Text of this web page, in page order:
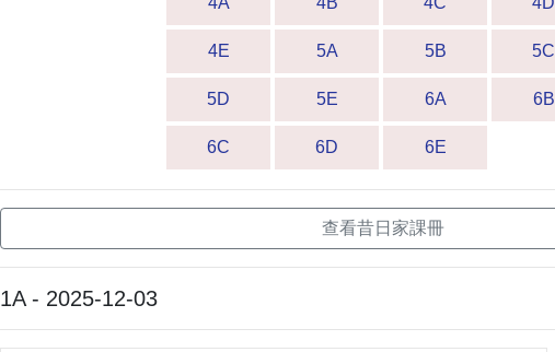
4E 5A 5B 5C
5D 5E 6A 6B
6C 6D 6E
查看昔日家課冊
1A - 2025-12-03